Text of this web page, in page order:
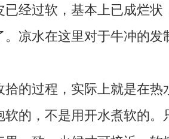
已经过软，基本上已成烂状
。凉水在这里对于牛冲的发
过程，实际上就是在热
软的，不是用开水煮软的。